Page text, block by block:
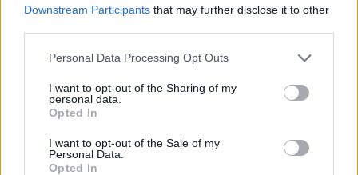
Downstream Participants that may further disclose it to other
Personal Data Processing Opt Outs
I want to opt-out of the Sharing of my
personal data.
Opted In
I want to opt-out of the Sale of my
Personal Data.
Opted In
Glas se začuo iza leđa.
Motor je tiho urlao, poput odbrojavanja.
Taj zvuk ga je prisilio da bira između čovjeka kakav je